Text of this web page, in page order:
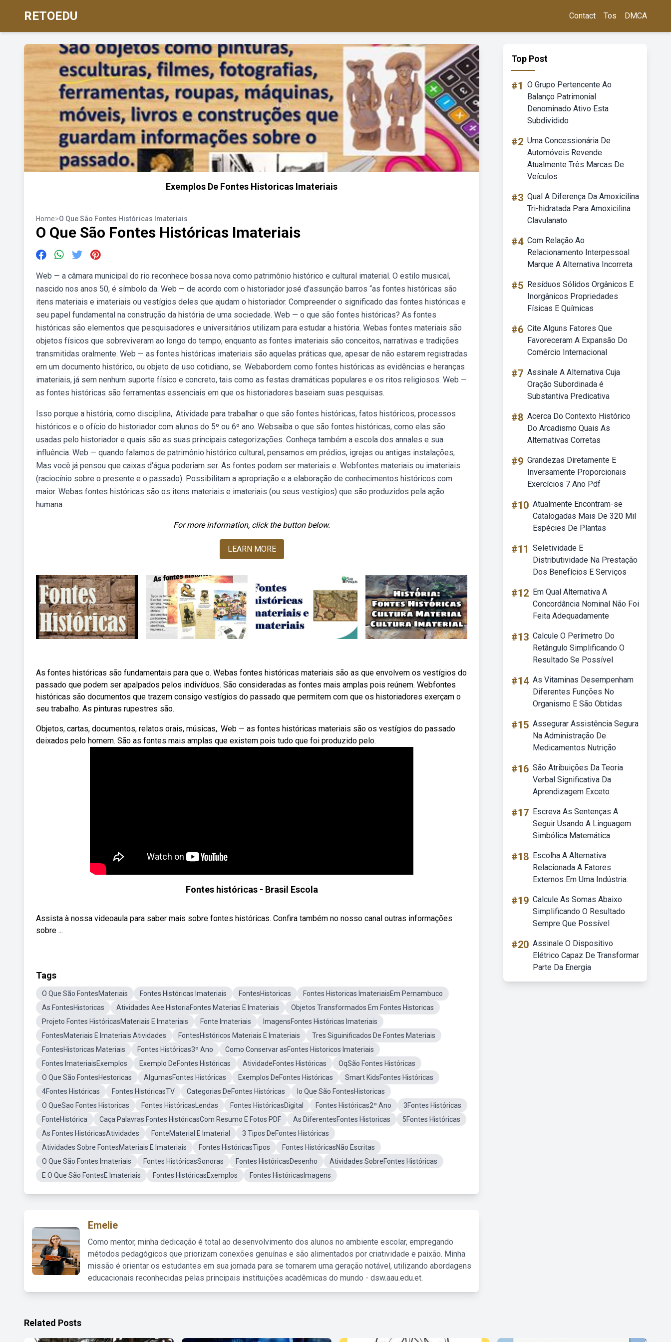
RETOEDU Contact Tos DMCA
Exemplos De Fontes Historicas Imateriais
Home>O Que São Fontes Históricas Imateriais
O Que São Fontes Históricas Imateriais
Web — a câmara municipal do rio reconhece bossa nova como patrimônio histórico e cultural imaterial. O estilo musical,
nascido nos anos 50, é símbolo da. Web — de acordo com o historiador josé d’assunção barros “as fontes históricas são
itens materiais e imateriais ou vestígios deles que ajudam o historiador. Compreender o significado das fontes históricas e
seu papel fundamental na construção da história de uma sociedade. Web — o que são fontes históricas? As fontes
históricas são elementos que pesquisadores e universitários utilizam para estudar a história. Webas fontes materiais são
objetos físicos que sobreviveram ao longo do tempo, enquanto as fontes imateriais são conceitos, narrativas e tradições
transmitidas oralmente. Web — as fontes históricas imateriais são aquelas práticas que, apesar de não estarem registradas
em um documento histórico, ou objeto de uso cotidiano, se. Webabordem como fontes históricas as evidências e heranças
imateriais, já sem nenhum suporte físico e concreto, tais como as festas dramáticas populares e os ritos religiosos. Web —
as fontes históricas são ferramentas essenciais em que os historiadores baseiam suas pesquisas.
Isso porque a história, como disciplina,. Atividade para trabalhar o que são fontes históricas, fatos históricos, processos
históricos e o ofício do historiador com alunos do 5º ou 6º ano. Websaiba o que são fontes históricas, como elas são
usadas pelo historiador e quais são as suas principais categorizações. Conheça também a escola dos annales e sua
influência. Web — quando falamos de patrimônio histórico cultural, pensamos em prédios, igrejas ou antigas instalações;
Mas você já pensou que caixas d'água poderiam ser. As fontes podem ser materiais e. Webfontes materiais ou imateriais
(raciocínio sobre o presente e o passado). Possibilitam a apropriação e a elaboração de conhecimentos históricos com
maior. Webas fontes históricas são os itens materiais e imateriais (ou seus vestígios) que são produzidos pela ação
humana.
For more information, click the button below.
LEARN MORE
As fontes históricas são fundamentais para que o. Webas fontes históricas materiais são as que envolvem os vestígios do
passado que podem ser apalpados pelos indivíduos. São consideradas as fontes mais amplas pois reúnem. Webfontes
históricas são documentos que trazem consigo vestígios do passado que permitem com que os historiadores exerçam o
seu trabalho. As pinturas rupestres são.
Objetos, cartas, documentos, relatos orais, músicas,. Web — as fontes históricas materiais são os vestígios do passado
deixados pelo homem. São as fontes mais amplas que existem pois tudo que foi produzido pelo.
Fontes históricas - Brasil Escola
Assista à nossa videoaula para saber mais sobre fontes históricas. Confira também no nosso canal outras informações
sobre ...
Tags
O Que São FontesMateriais Fontes Históricas Imateriais FontesHistoricas
Fontes Historicas ImateriaisEm Pernambuco
As FontesHistoricas
Atividades Aee HistoriaFontes Materias E Imateriais
Objetos Transformados Em Fontes Historicas
Projeto Fontes HistóricasMateriais E Imateriais
Fonte Imateriais
ImagensFontes Históricas Imateriais
FontesMateriais E Imateriais Atividades
FontesHistóricos Materiais E Imateriais
Tres Siguinificados De Fontes Materiais
FontesHistoricas Materiais
Fontes Históricas3º Ano
Como Conservar asFontes Historicos Imateriais
Fontes ImateriaisExemplos
Exemplo DeFontes Históricas AtividadeFontes Históricas
OqSão Fontes Históricas
O Que São FontesHestoricas
AlgumasFontes Históricas Exemplos DeFontes Históricas
Smart KidsFontes Históricas
4Fontes Históricas
Fontes HistóricasTV Categorias DeFontes Históricas
Io Que São FontesHistoricas
O QueSao Fontes Historicas
Fontes HistóricasLendas Fontes HistóricasDigital Fontes Históricas2º Ano
3Fontes Históricas
FonteHistórica
Caça Palavras Fontes HistóricasCom Resumo E Fotos PDF As DiferentesFontes Historicas
5Fontes Históricas
As Fontes HistóricasAtividades
FonteMaterial E Imaterial
3 Tipos DeFontes Históricas
Atividades Sobre FontesMateriais E Imateriais
Fontes HistóricasTipos
Fontes HistóricasNão Escritas
O Que São Fontes Imateriais
Fontes HistóricasSonoras Fontes HistóricasDesenho
Atividades SobreFontes Históricas
E O Que São FontesE Imateriais
Fontes HistóricasExemplos Fontes HistóricasImagens
Emelie
Como mentor, minha dedicação é total ao desenvolvimento dos alunos no ambiente escolar, empregando
métodos pedagógicos que priorizam conexões genuínas e são alimentados por criatividade e paixão. Minha
missão é orientar os estudantes em sua jornada para se tornarem uma geração notável, utilizando abordagens
educacionais reconhecidas pelas principais instituições acadêmicas do mundo - dsw.aau.edu.et.
Top Post
#1 O Grupo Pertencente Ao
Balanço Patrimonial
Denominado Ativo Esta
Subdividido
#2 Uma Concessionária De
Automóveis Revende
Atualmente Três Marcas De
Veículos
#3 Qual A Diferença Da Amoxicilina
Tri-hidratada Para Amoxicilina
Clavulanato
#4 Com Relação Ao
Relacionamento Interpessoal
Marque A Alternativa Incorreta
#5 Resíduos Sólidos Orgânicos E
Inorgânicos Propriedades
Físicas E Químicas
#6 Cite Alguns Fatores Que
Favoreceram A Expansão Do
Comércio Internacional
#7 Assinale A Alternativa Cuja
Oração Subordinada é
Substantiva Predicativa
#8 Acerca Do Contexto Histórico
Do Arcadismo Quais As
Alternativas Corretas
#9 Grandezas Diretamente E
Inversamente Proporcionais
Exercícios 7 Ano Pdf
#10 Atualmente Encontram-se
Catalogadas Mais De 320 Mil
Espécies De Plantas
#11 Seletividade E
Distributividade Na Prestação
Dos Benefícios E Serviços
#12 Em Qual Alternativa A
Concordância Nominal Não Foi
Feita Adequadamente
#13 Calcule O Perímetro Do
Retângulo Simplificando O
Resultado Se Possível
#14 As Vitaminas Desempenham
Diferentes Funções No
Organismo E São Obtidas
#15 Assegurar Assistência Segura
Na Administração De
Medicamentos Nutrição
#16 São Atribuições Da Teoria
Verbal Significativa Da
Aprendizagem Exceto
#17 Escreva As Sentenças A
Seguir Usando A Linguagem
Simbólica Matemática
#18 Escolha A Alternativa
Relacionada A Fatores
Externos Em Uma Indústria.
#19 Calcule As Somas Abaixo
Simplificando O Resultado
Sempre Que Possível
#20 Assinale O Dispositivo
Elétrico Capaz De Transformar
Parte Da Energia
Related Posts